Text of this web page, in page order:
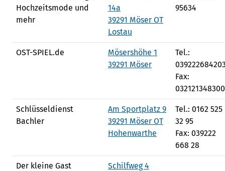
Hochzeitsmode und
mehr
14a
39291 Möser OT
Lostau
95634
OST-SPIEL.de
Mösershöhe 1
39291 Möser
Tel.:
Fax:
032121348300
Schlüsseldienst
Bachler
Am Sportplatz 9
39291 Möser OT
Hohenwarthe
Tel.: 0162 525
32 95
Fax: 039222
668 28
Der kleine Gast
Schilfweg 4